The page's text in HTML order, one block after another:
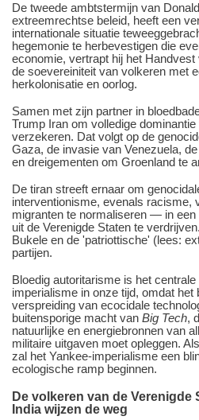
De tweede ambtstermijn van
extreemrechtse beleid, heeft een
internationale situatie
hegemonie te herbevestigen die
economie, vertrapt hij het
de soevereiniteit van volkeren met
herkolonisatie en oorlog.
Samen met zijn partner in
Trump Iran om volledige
verzekeren. Dat volgt op de
Gaza, de invasie van Venezuela,
en dreigementen om Groenland te
De tiran streeft ernaar om
interventionisme, evenals racisme,
migranten te normaliseren — in een
uit de Verenigde Staten te
Bukele en de 'patriottische' (lees:
partijen.
Bloedig autoritarisme is het
imperialisme in onze tijd, omdat het
verspreiding van ecocidale
buitensporige macht van Big Tech,
natuurlijke en energiebronnen van
militaire uitgaven moet opleggen.
zal het Yankee-imperialisme een
ecologische ramp beginnen.
De volkeren van de Verenigde
India wijzen de weg